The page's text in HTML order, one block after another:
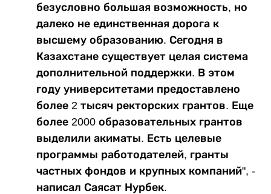
безусловно большая возможность, но
далеко не единственная дорога к
высшему образованию. Сегодня в
Казахстане существует целая система
дополнительной поддержки. В этом
году университетами предоставлено
более 2 тысяч ректорских грантов. Еще
более 2000 образовательных грантов
выделили акиматы. Есть целевые
программы работодателей, гранты
частных фондов и крупных компаний", -
написал Саясат Нурбек.